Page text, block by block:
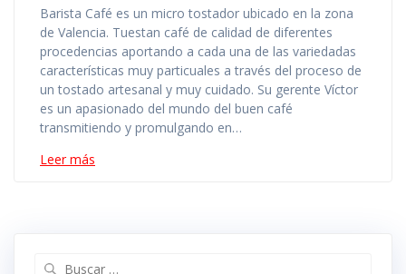
Barista Café es un micro tostador ubicado en la zona
de Valencia. Tuestan café de calidad de diferentes
procedencias aportando a cada una de las variedadas
características muy particuales a través del proceso de
un tostado artesanal y muy cuidado. Su gerente Víctor
es un apasionado del mundo del buen café
transmitiendo y promulgando en…
Leer más